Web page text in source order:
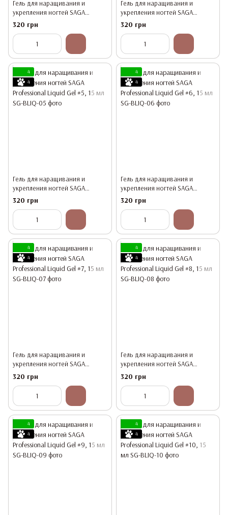
Гель для наращивания и
укрепления ногтей SAGA
Professional Liquid Gel #3, 15 мл
320 грн
Гель для наращивания и
укрепления ногтей SAGA
Professional Liquid Gel #4, 15 мл
320 грн
4
4
Гель для наращивания и
укрепления ногтей SAGA
Professional Liquid Gel #5, 15 мл
320 грн
4
4
Гель для наращивания и
укрепления ногтей SAGA
Professional Liquid Gel #6, 15 мл
320 грн
4
4
Гель для наращивания и
укрепления ногтей SAGA
Professional Liquid Gel #7, 15 мл
320 грн
4
4
Гель для наращивания и
укрепления ногтей SAGA
Professional Liquid Gel #8, 15 мл
320 грн
4
4
4
4